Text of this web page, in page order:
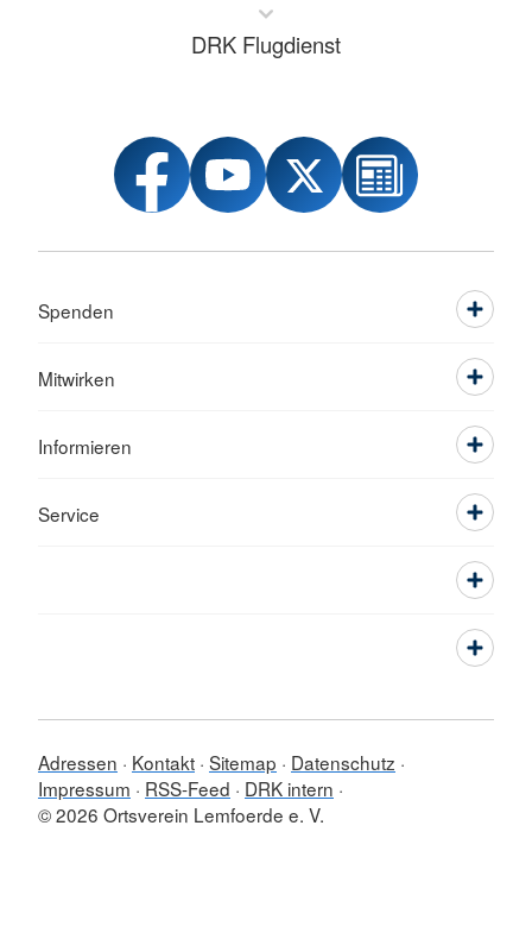
DRK Flugdienst
Spenden
Mitwirken
Informieren
Service
Adressen Kontakt Sitemap
Datenschutz
Impressum
RSS-Feed
DRK intern
© 2026 Ortsverein Lemfoerde e. V.